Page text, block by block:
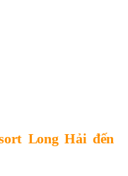
Long Hải đến